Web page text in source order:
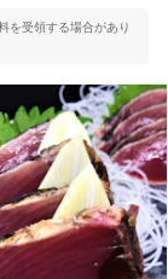
を受領する場合があり